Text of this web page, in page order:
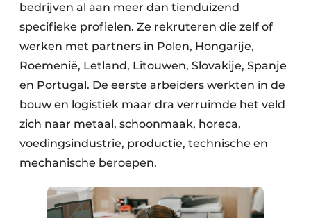
bedrijven al aan meer dan tienduizend
specifieke profielen. Ze rekruteren die zelf of
werken met partners in Polen, Hongarije,
Roemenië, Letland, Litouwen, Slovakije, Spanje
en Portugal. De eerste arbeiders werkten in de
bouw en logistiek maar dra verruimde het veld
zich naar metaal, schoonmaak, horeca,
voedingsindustrie, productie, technische en
mechanische beroepen.